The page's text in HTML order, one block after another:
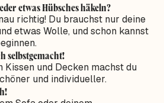
etwas Hübsches häkeln?
richtig! Du brauchst nur deine
etwas Wolle, und schon kannst
selbstgemacht!
und Decken machst du
und individueller.